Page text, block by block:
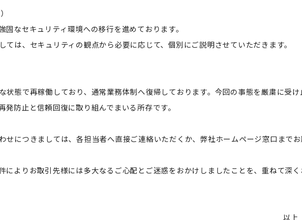
固なセキュリティ環境への移行を進めております。
ては、セキュリティの観点から必要に応じて、個別にご説明させていただきます。
状態で再稼働しており、通常業務体制へ復帰しております。今回の事態を厳粛に受け
発防止と信頼回復に取り組んでまいる所存です。
せにつきましては、各担当者へ直接ご連絡いただくか、弊社ホームページ窓口まで
によりお取引先様には多大なるご心配とご迷惑をおかけしましたことを、重ねて深く
上